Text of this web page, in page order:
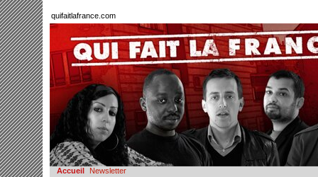
quifaitlafrance.com
Accueil Newsletter